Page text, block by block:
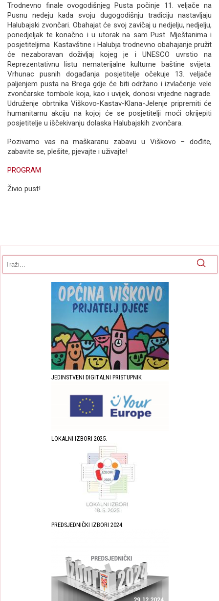
Trodnevno finale ovogodišnjeg Pusta počinje 11. veljače na
Pusnu nedeju kada svoju dugogodišnju tradiciju nastavljaju
Halubajski zvončari. Obahajat će svoj zavičaj u nedjelju, nedjelju,
ponedjeljak te konačno i u utorak na sam Pust. Mještanima i
posjetiteljima Kastavštine i Halubja trodnevno obahajanje pružit
će nezaboravan doživljaj kojeg je i UNESCO uvrstio na
Reprezentativnu listu nematerijalne kulturne baštine svijeta.
Vrhunac pusnih događanja posjetitelje očekuje 13. veljače
paljenjem pusta na Brega gdje će biti održano i izvlačenje vele
zvončarske tombole koja, kao i uvijek, donosi vrijedne nagrade.
Udruženje obrtnika Viškovo-Kastav-Klana-Jelenje pripremiti će
humanitarnu akciju na kojoj će se posjetitelji moći okrijepiti
posjetitelje u iščekivanju dolaska Halubajskih zvončara.
Pozivamo vas na maškaranu zabavu u Viškovo – dođite,
zabavite se, plešite, pjevajte i uživajte!
PROGRAM
Živio pust!
JEDINSTVENI DIGITALNI PRISTUPNIK
LOKALNI IZBORI 2025.
PREDSJEDNIČKI IZBORI 2024.